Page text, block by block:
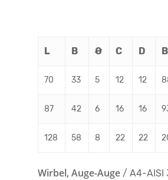
L B Ø C D
70 33 5 12 12
87 42 6 16 16
128 58 8 22 22
Wirbel, Auge-Auge / A4-AISI